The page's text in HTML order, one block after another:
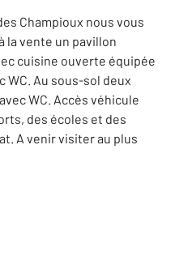
Champioux nous vous
la vente un pavillon
cuisine ouverte équipée
WC. Au sous-sol deux
WC. Accès véhicule
des écoles et des
A venir visiter au plus